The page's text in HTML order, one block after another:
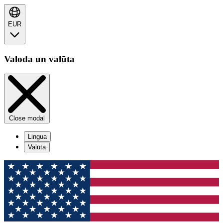
EUR
Valoda un valūta
Close modal
Lingua
Valūta